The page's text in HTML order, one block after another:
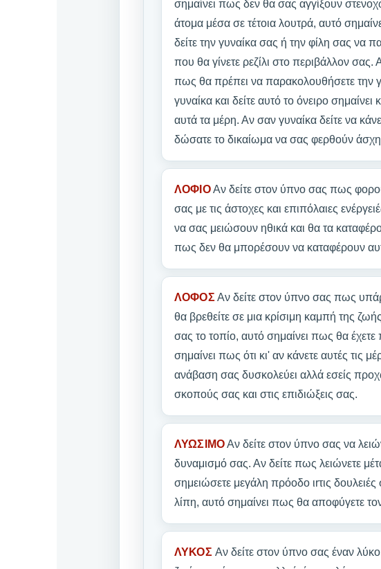
σημαίνει πως δεν θα σας αγγίξουν
άτομα μέσα σε τέτοια λουτρά, αυτό
δείτε την γυναίκα σας ή την φίλη σας να
που θα γίνετε ρεζίλι στο περιβάλλον
πως θα πρέπει να παρακολουθήσετε την
γυναίκα και δείτε αυτό το όνειρο
αυτά τα μέρη. Αν σαν γυναίκα δείτε να
δώσατε το δικαίωμα να σας φερθούν
ΛΟΦΙΟΑν δείτε στον ύπνο σας πως
σας με τις άστοχες και επιπόλαιες
να σας μειώσουν ηθικά και θα τα
πως δεν θα μπορέσουν να καταφέρουν
ΛΟΦΟΣΑν δείτε στον ύπνο σας πως
θα βρεθείτε σε μια κρίσιμη καμπή της
σας το τοπίο, αυτό σημαίνει πως θα έχετε
σημαίνει πως ότι κι' αν κάνετε αυτές τις
ανάβαση σας δυσκολεύει αλλά εσείς
σκοπούς σας και στις επιδιώξεις σας.
ΛΥΩΣΙΜΟΑν δείτε στον ύπνο σας να
δυναμισμό σας. Αν δείτε πως λειώνετε
σημειώσετε μεγάλη πρόοδο ιrτις
λίπη, αυτό σημαίνει πως θα αποφύγετε
ΛΥΚΟΣ Αν δείτε στον ύπνο σας έναν